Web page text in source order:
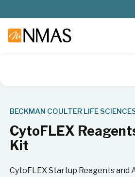
BECKMAN COULTER LIFE
CytoFLEX
Kit
CytoFLEX Startup Reagents and